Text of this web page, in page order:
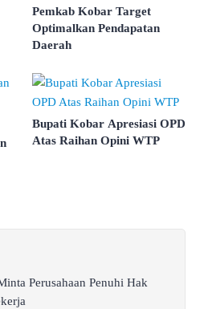
Pemkab Kobar Target
Optimalkan Pendapatan
Daerah
Bupati Kobar Apresiasi OPD
Atas Raihan Opini WTP
Perusahaan Penuhi Hak